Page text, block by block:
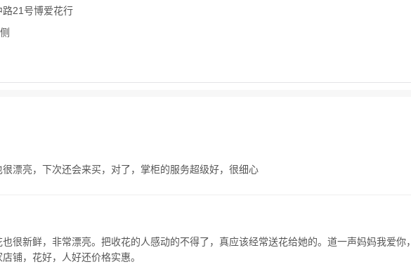
21号博爱花行
南路268号清江浦区政府
城
漂亮，下次还会来买，对了，掌柜的服务超级好，很细心
很新鲜，非常漂亮。把收花的人感动的不得了，真应该经常送花给她的。道一声妈妈我爱你
铺，花好，人好还价格实惠。